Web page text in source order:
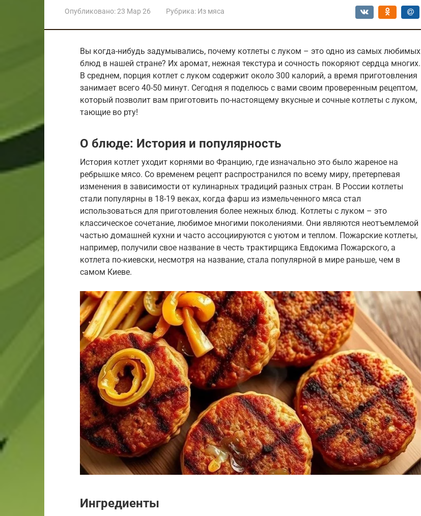
Опубликовано:23 Мар 26 Рубрика: Из мяса
Вы когда-нибудь задумывались, почему котлеты с луком – это одно из самых любимых
блюд в нашей стране? Их аромат, нежная текстура и сочность покоряют сердца многих.
В среднем, порция котлет с луком содержит около 300 калорий, а время приготовления
занимает всего 40-50 минут. Сегодня я поделюсь с вами своим проверенным рецептом,
который позволит вам приготовить по-настоящему вкусные и сочные котлеты с луком,
тающие во рту!
О блюде: История и популярность
История котлет уходит корнями во Францию, где изначально это было жареное на
ребрышке мясо. Со временем рецепт распространился по всему миру, претерпевая
изменения в зависимости от кулинарных традиций разных стран. В России котлеты
стали популярны в 18-19 веках, когда фарш из измельченного мяса стал
использоваться для приготовления более нежных блюд. Котлеты с луком – это
классическое сочетание, любимое многими поколениями. Они являются неотъемлемой
частью домашней кухни и часто ассоциируются с уютом и теплом. Пожарские котлеты,
например, получили свое название в честь трактирщика Евдокима Пожарского, а
котлета по-киевски, несмотря на название, стала популярной в мире раньше, чем в
самом Киеве.
Ингредиенты